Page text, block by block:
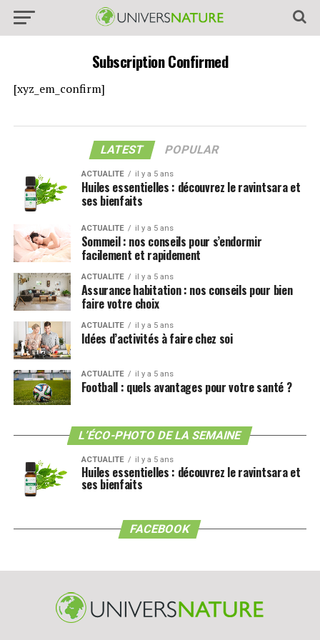
Subscription Confirmed
[xyz_em_confirm]
LATEST POPULAR
ACTUALITE il y a 5 ans
Huiles essentielles : découvrez le ravintsara et
ses bienfaits
ACTUALITE il y a 5 ans
Sommeil : nos conseils pour s’endormir
facilement et rapidement
ACTUALITE il y a 5 ans
Assurance habitation : nos conseils pour bien
faire votre choix
ACTUALITE il y a 5 ans
Idées d’activités à faire chez soi
ACTUALITE il y a 5 ans
Football : quels avantages pour votre santé ?
L’ÉCO-PHOTO DE LA SEMAINE
ACTUALITE il y a 5 ans
Huiles essentielles : découvrez le ravintsara et
ses bienfaits
FACEBOOK